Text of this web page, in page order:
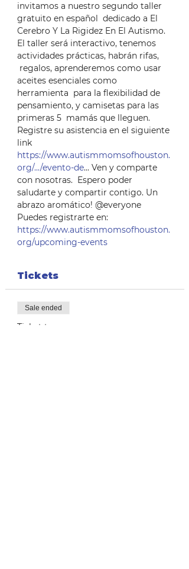
invitamos a nuestro segundo taller
gratuito en español  dedicado a El
Cerebro Y La Rigidez En El Autismo.
El taller será interactivo, tenemos
actividades prácticas, habrán rifas,
regalos, aprenderemos como usar
aceites esenciales como
herramienta  para la flexibilidad de
pensamiento, y camisetas para las
primeras 5  mamás que lleguen.
Registre su asistencia en el siguiente
link
https://www.autismmomsofhouston.
org/.../evento-de... Ven y comparte
con nosotras.  Espero poder
saludarte y compartir contigo. Un
abrazo aromático! @everyone
Puedes registrarte en:
https://www.autismmomsofhouston.
org/upcoming-events
Tickets
Sale ended
Ticket type